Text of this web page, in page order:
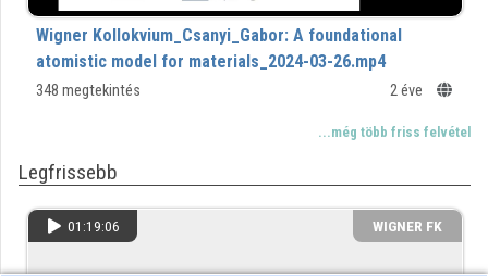
Intézmények
Közreműködők
Wigner Kollokvium_Csanyi_Gabor: A foundational
atomistic model for materials_2024-03-26.mp4
348 megtekintés 2 éve
...még több friss felvétel
Legfrissebb
01:19:06 WIGNER FK